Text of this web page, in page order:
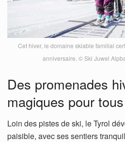
Cet hiver, le domaine skiable familial
anniversaire. © Ski Juwel
Des promenades
magiques pour
Loin des pistes de ski, le Tyrol
paisible, avec ses sentiers